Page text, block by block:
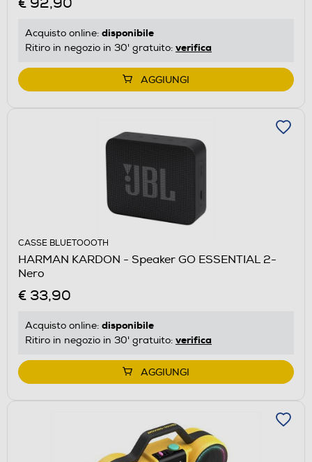
Acquisto online: disponibile
Ritiro in negozio in 30' gratuito: verifica
AGGIUNGI
CASSE BLUETOOOTH
HARMAN KARDON - Speaker GO ESSENTIAL 2-
Nero
€ 33,90
Acquisto online: disponibile
Ritiro in negozio in 30' gratuito: verifica
AGGIUNGI